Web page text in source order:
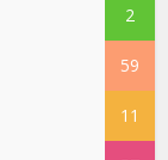
2
59
11